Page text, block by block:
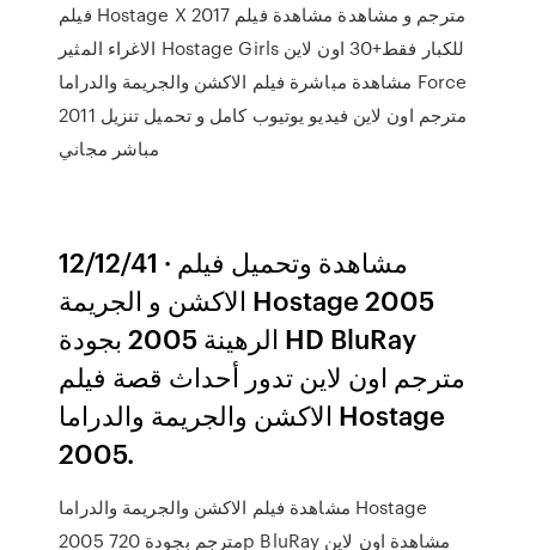
فيلم Hostage X 2017 مترجم و مشاهدة مشاهدة فيلم
الاغراء المثير Hostage Girls للكبار فقط+30 اون لاين
مشاهدة مباشرة فيلم الاكشن والجريمة والدراما Force
2011 مترجم اون لاين فيديو يوتيوب كامل و تحميل تنزيل
مباشر مجاني
12/12/41 · مشاهدة وتحميل فيلم
الاكشن و الجريمة Hostage 2005
الرهينة 2005 بجودة HD BluRay
مترجم اون لاين تدور أحداث قصة فيلم
الاكشن والجريمة والدراما Hostage
2005.
مشاهدة فيلم الاكشن والجريمة والدراما Hostage
2005 مترجم بجودة 720p BluRay مشاهدة اون لاين